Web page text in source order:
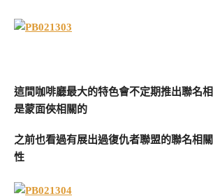
這間咖啡廳最大的特色會不定期推出聯名
是蒙面俠相關的
之前也看過有展出過復仇者聯盟的聯名相
性